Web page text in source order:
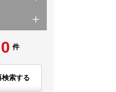
0 件
検索する